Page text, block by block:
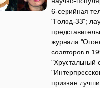
6-серийная
"Голод-33";
журнала
соавторов в
"Хрустальный
признан